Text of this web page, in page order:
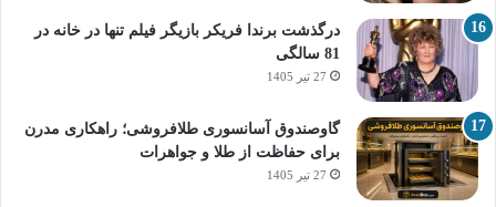
درگذشت برندا فریکر بازیگر فیلم تنها در خانه در
81 سالگی
27 تیر 1405
گاوصندوق آسانسوری طلافروشی؛ راهکاری مدرن
برای حفاظت از طلا و جواهرات
27 تیر 1405